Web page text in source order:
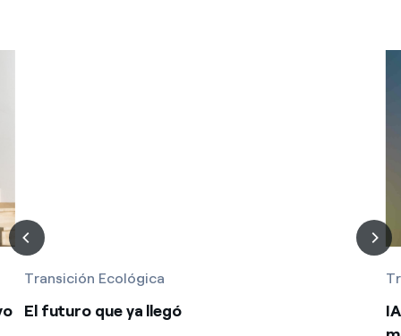
Transición Ecológica
El futuro que ya llegó